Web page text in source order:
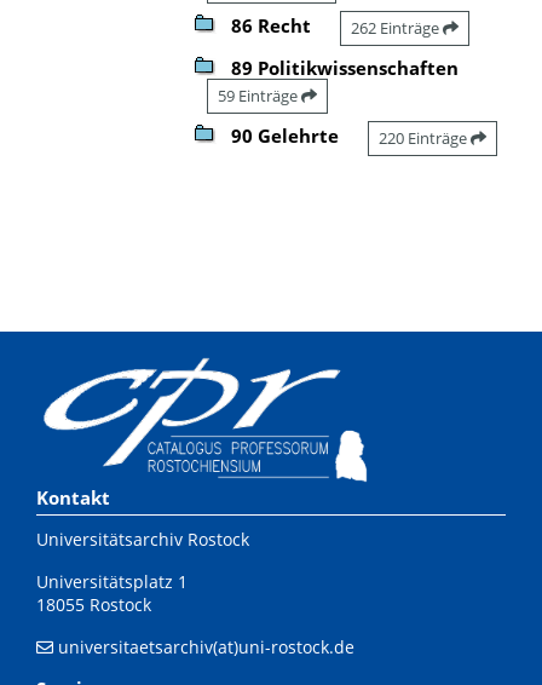
86 Recht 262 Einträge
89 Politikwissenschaften
59 Einträge
90 Gelehrte 220 Einträge
Kontakt
Universitätsarchiv Rostock
Universitätsplatz 1
18055 Rostock
universitaetsarchiv(at)uni-rostock.de